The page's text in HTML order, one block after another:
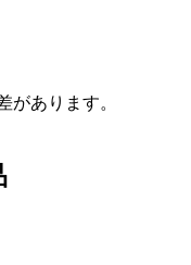
あります。